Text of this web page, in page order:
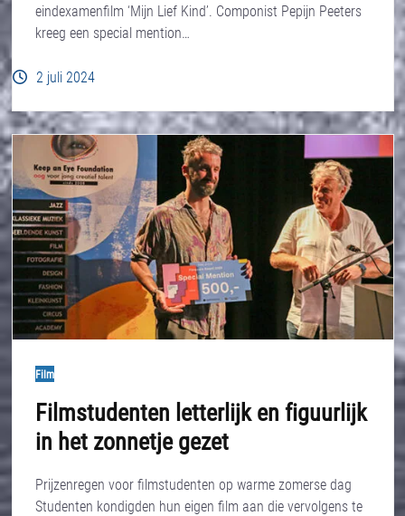
eindexamenfilm ‘Mijn Lief Kind’. Componist Pepijn Peeters
kreeg een special mention…
2 juli 2024
Film
Filmstudenten letterlijk en figuurlijk
in het zonnetje gezet
Prijzenregen voor filmstudenten op warme zomerse dag
Studenten kondigden hun eigen film aan die vervolgens te